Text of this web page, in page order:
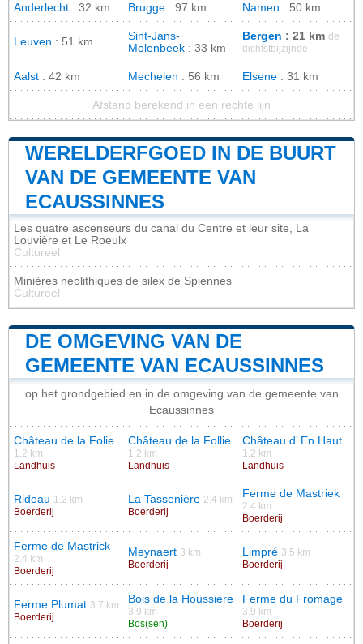
Anderlecht : 32 km Brugge : 97 km Namen : 50 km
Leuven : 51 km
Sint-Jans-
Molenbeek : 33 km
Bergen : 21 km de
dichtstbijzijnde
Aalst : 42 km Mechelen : 56 km Elsene : 31 km
Afstand berekend in een rechte lijn
WERELDERFGOED IN DE BUURT
VAN DE GEMEENTE VAN
ECAUSSINNES
Les quatre ascenseurs du canal du Centre et leur site, La
Louvière et Le Roeulx
Cultureel
Minières néolithiques de silex de Spiennes
Cultureel
DE OMGEVING VAN DE
GEMEENTE VAN ECAUSSINNES
op het grondgebied en in de omgeving van de gemeente van
Ecaussinnes
Château de la Folie
1.2 km
Landhuis
Château de la Follie
1.2 km
Landhuis
Château d’ En Haut
1.2 km
Landhuis
Rideau 1.2 km
Boerderij
La Tassenière 2.4 km
Boerderij
Ferme de Mastriek
2.4 km
Boerderij
Ferme de Mastrick
2.4 km
Boerderij
Meynaert 3 km
Boerderij
Limpré 3.5 km
Boerderij
Ferme Plumat 3.7 km
Boerderij
Bois de la Houssière
3.9 km
Bos(sen)
Ferme du Fromage
3.9 km
Boerderij